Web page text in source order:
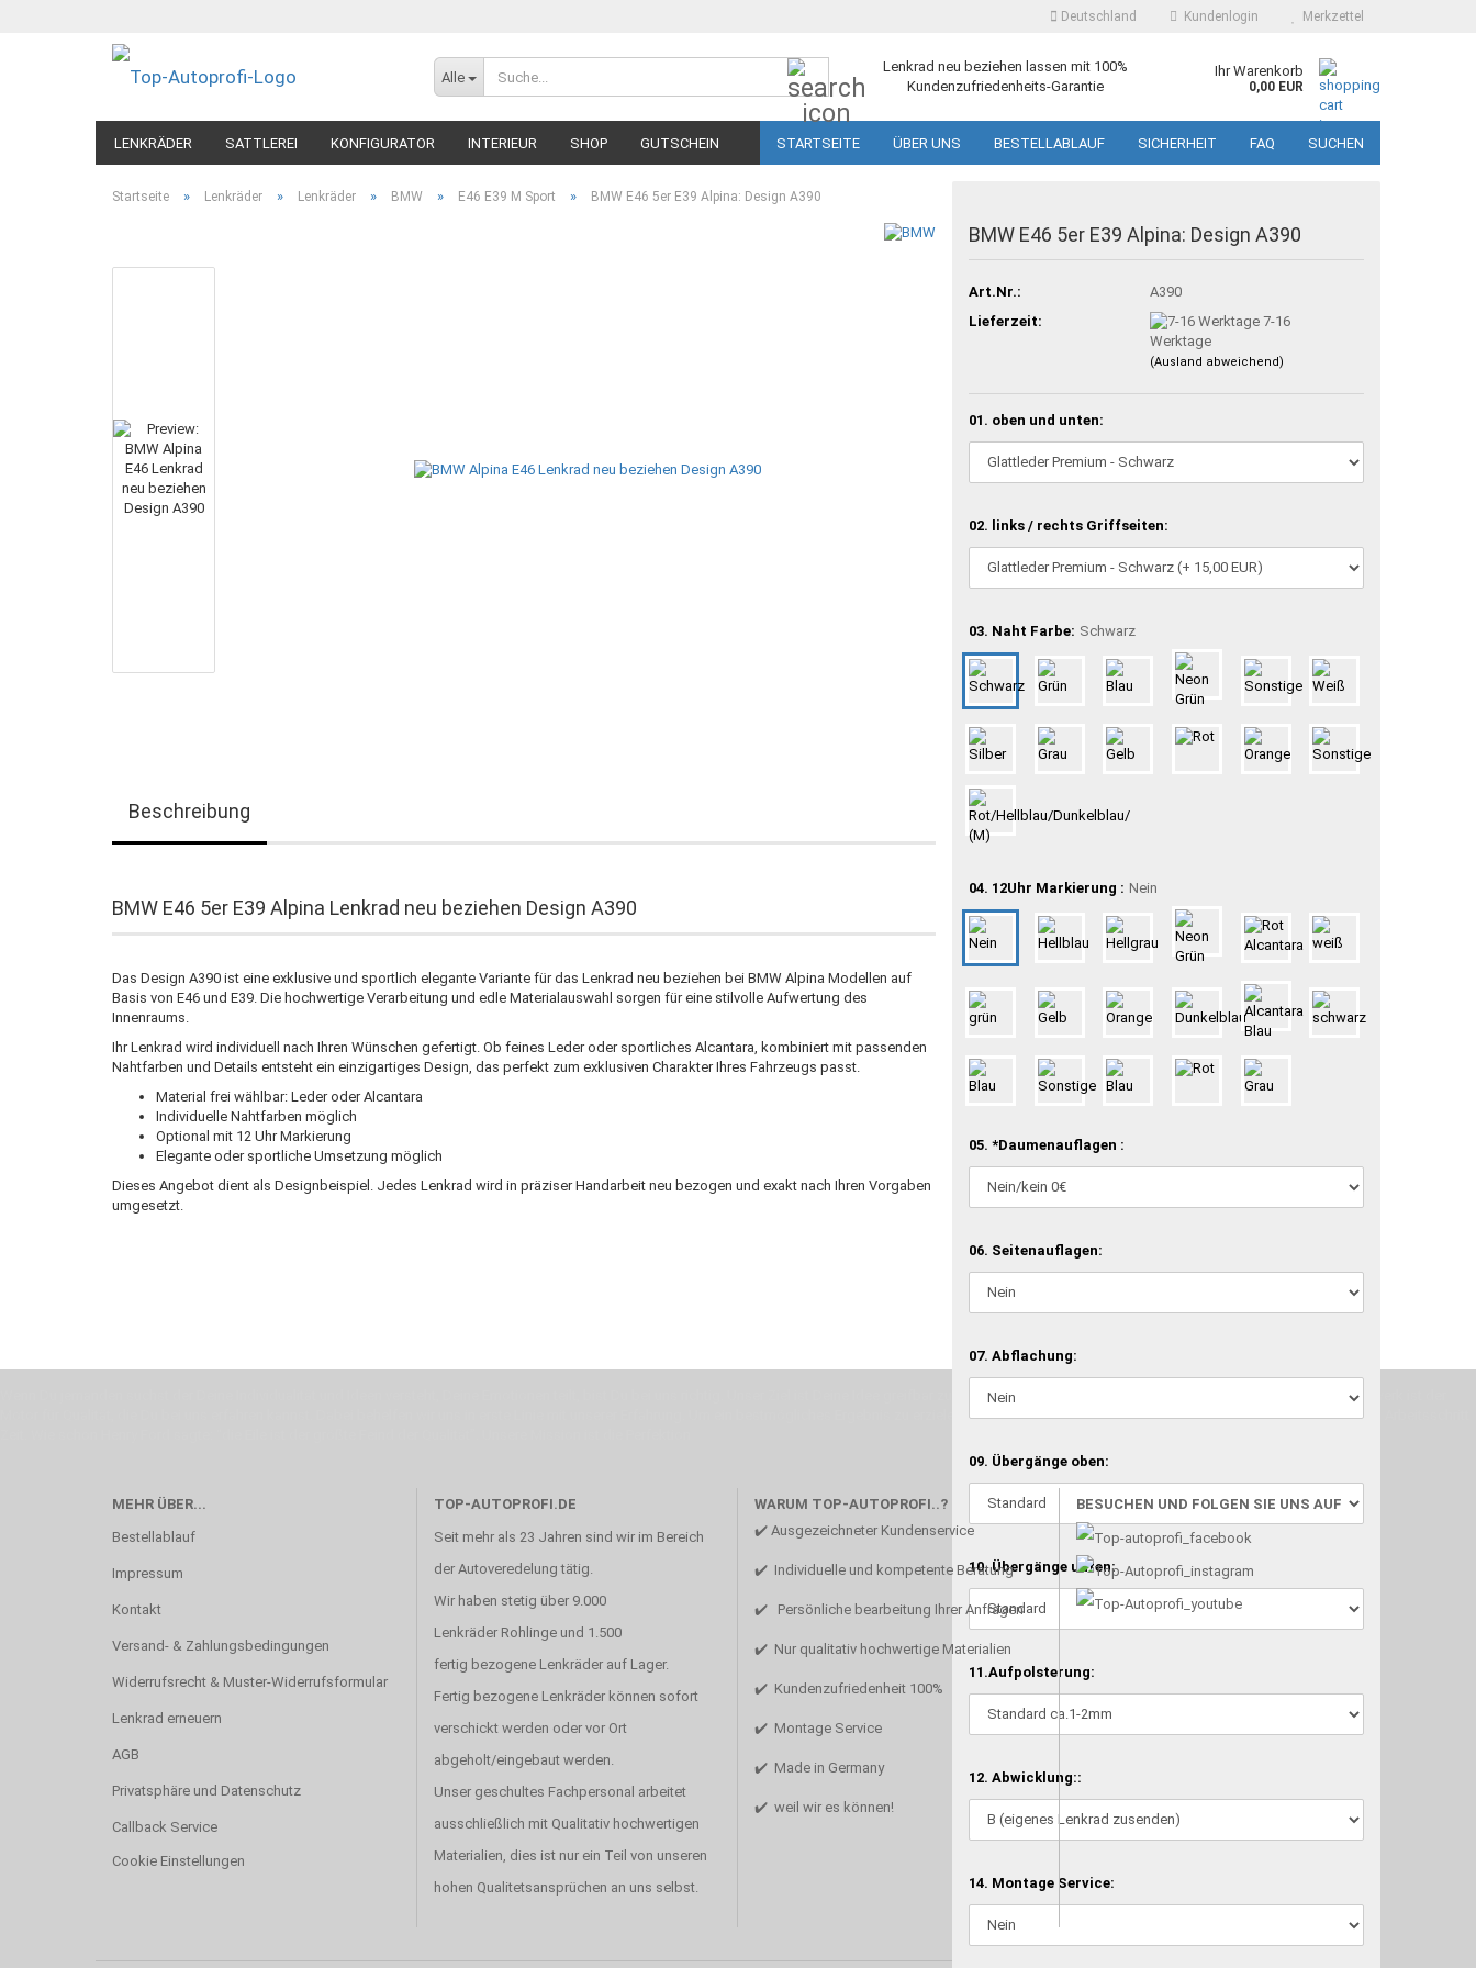
Deutschland Kundenlogin Merkzettel
Alle
Lenkrad neu beziehen lassen mit 100%
Kundenzufriedenheits-Garantie
Ihr Warenkorb
0,00 EUR
LENKRÄDER SATTLEREI KONFIGURATOR INTERIEUR SHOP GUTSCHEIN STARTSEITE ÜBER UNS BESTELLABLAUF SICHERHEIT FAQ SUCHEN
Startseite » Lenkräder » Lenkräder » BMW » E46 E39 M Sport » BMW E46 5er E39 Alpina: Design A390
BMW E46 5er E39 Alpina: Design A390
Art.Nr.:
A390
Lieferzeit:
7-16
Werktage
(Ausland abweichend)
01. oben und unten:
02. links / rechts Griffseiten:
03. Naht Farbe: Schwarz
04. 12Uhr Markierung : Nein
05. *Daumenauflagen :
06. Seitenauflagen:
07. Abflachung:
09. Übergänge oben:
10. Übergänge unten:
11.Aufpolsterung:
12. Abwicklung::
14. Montage Service:
Beschreibung
BMW E46 5er E39 Alpina Lenkrad neu beziehen Design A390
Das Design A390 ist eine exklusive und sportlich elegante Variante für das Lenkrad neu beziehen bei BMW Alpina Modellen auf
Basis von E46 und E39. Die hochwertige Verarbeitung und edle Materialauswahl sorgen für eine stilvolle Aufwertung des
Innenraums.
Ihr Lenkrad wird individuell nach Ihren Wünschen gefertigt. Ob feines Leder oder sportliches Alcantara, kombiniert mit passenden
Nahtfarben und Details entsteht ein einzigartiges Design, das perfekt zum exklusiven Charakter Ihres Fahrzeugs passt.
Material frei wählbar: Leder oder Alcantara
Individuelle Nahtfarben möglich
Optional mit 12 Uhr Markierung
Elegante oder sportliche Umsetzung möglich
Dieses Angebot dient als Designbeispiel. Jedes Lenkrad wird in präziser Handarbeit neu bezogen und exakt nach Ihren Vorgaben
umgesetzt.
Wenn Du jemanden suchst der Deine Individualität und Ideen versteht, Deine Emotionen teilt, bist Du bei uns richtig. Unser Ziel ist Deine Idee greifbar zu machen und Deine Vorstellung in die Tat umzusetzen. Unser Handwerk ist der
Motor für Qualität, die Du bei uns erfahren kannst. Dabei behelfen wir uns in erste Linie mit unserer Erfahrung. Um ein bestmögliches Ergebnis zu erzielen, verwenden wir hochwertige Materialien und nehmen uns für jeden Arbeitsschritt
MEHR ÜBER...
Bestellablauf
Impressum
Kontakt
Versand- & Zahlungsbedingungen
Widerrufsrecht & Muster-Widerrufsformular
Lenkrad erneuern
AGB
Privatsphäre und Datenschutz
Callback Service
Cookie Einstellungen
TOP-AUTOPROFI.DE
Seit mehr als 23 Jahren sind wir im Bereich
der Autoveredelung tätig.
Wir haben stetig über 9.000
Lenkräder Rohlinge und 1.500
fertig bezogene Lenkräder auf Lager.
Fertig bezogene Lenkräder können sofort
verschickt werden oder vor Ort
abgeholt/eingebaut werden.
Unser geschultes Fachpersonal arbeitet
ausschließlich mit Qualitativ hochwertigen
Materialien, dies ist nur ein Teil von unseren
hohen Qualitetsansprüchen an uns selbst.
WARUM TOP-AUTOPROFI..?
✔️ Ausgezeichneter Kundenservice
✔️ Individuelle und kompetente Beratung
✔️ Persönliche bearbeitung Ihrer Anfragen
✔️ Nur qualitativ hochwertige Materialien
✔️ Kundenzufriedenheit 100%
✔️ Montage Service
✔️ Made in Germany
✔️ weil wir es können!
BESUCHEN UND FOLGEN SIE UNS AUF